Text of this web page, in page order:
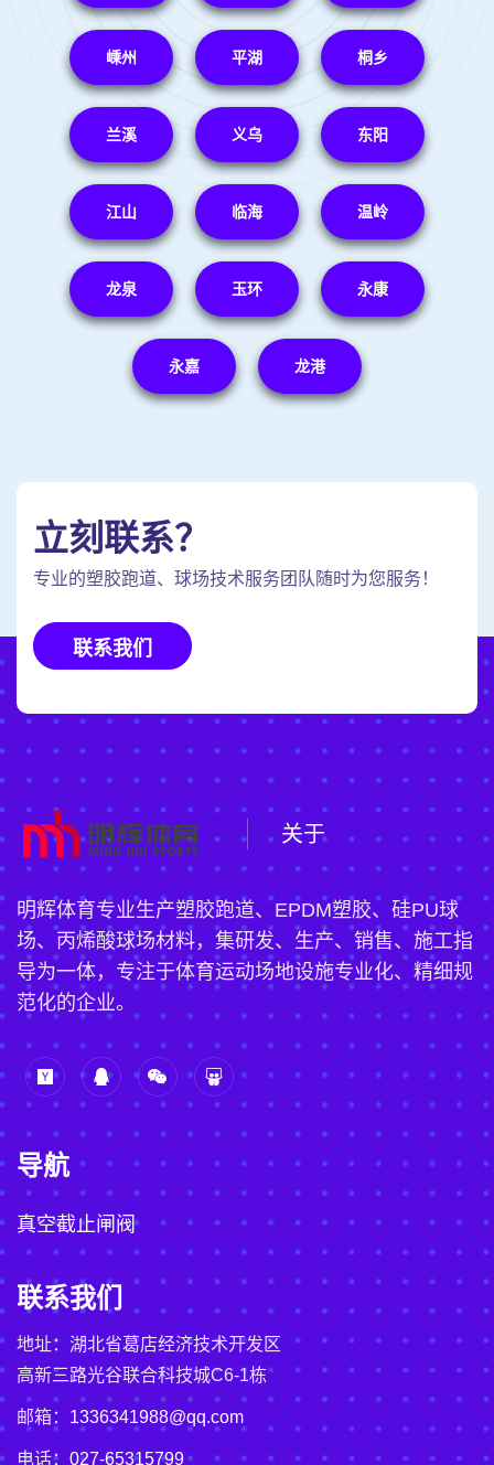
嵊州 平湖 桐乡
兰溪 义乌 东阳
江山 临海 温岭
龙泉 玉环 永康
永嘉 龙港
立刻联系？
专业的塑胶跑道、球场技术服务团队随时为您服务！
联系我们
关于
明辉体育专业生产塑胶跑道、EPDM塑胶、硅PU球
场、丙烯酸球场材料，集研发、生产、销售、施工指
导为一体，专注于体育运动场地设施专业化、精细规
范化的企业。
导航
真空截止闸阀
联系我们
地址：湖北省葛店经济技术开发区
高新三路光谷联合科技城C6-1栋
邮箱： 1336341988@qq.com
电话： 027-65315799